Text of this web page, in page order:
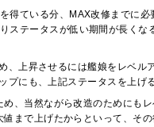
ている分、MAX改修までに必
ステータスが低い期間が長くな
上昇させるには艦娘をレベル
にも、上記ステータスを上げ
、当然ながら改造のためにもレ
まで上げたからといって、そ